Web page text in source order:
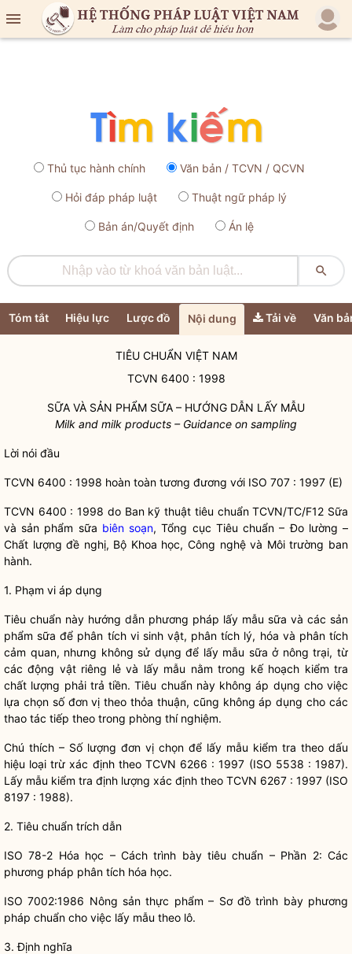

Thủ tục hành chính Văn bản / TCVN / QCVN
Hỏi đáp pháp luật Thuật ngữ pháp lý
Bản án/Quyết định Án lệ

Tóm tắt Hiệu lực Lược đồ Nội dung Tải về Văn
TIÊU CHUẨN VIỆT NAM
TCVN 6400 : 1998
SỮA VÀ SẢN PHẨM SỮA – HƯỚNG DẪN LẤY MẪU
Milk and milk products – Guidance on sampling
Lời nói đầu
TCVN 6400 : 1998 hoàn toàn tương đương với ISO 707 : 1997 (E)
TCVN 6400 : 1998 do Ban kỹ thuật tiêu chuẩn TCVN/TC/F12 Sữa
và sản phẩm sữa biên soạn, Tổng cục Tiêu chuẩn – Đo lường –
Chất lượng đề nghị, Bộ Khoa học, Công nghệ và Môi trường ban
hành.
1. Phạm vi áp dụng
Tiêu chuẩn này hướng dẫn phương pháp lấy mẫu sữa và các sản
phẩm sữa để phân tích vi sinh vật, phân tích lý, hóa và phân tích
cảm quan, nhưng không sử dụng để lấy mẫu sữa ở nông trại, từ
các động vật riêng lẻ và lấy mẫu nằm trong kế hoạch kiểm tra
chất lượng phải trả tiền. Tiêu chuẩn này không áp dụng cho việc
lựa chọn số đơn vị theo thỏa thuận, cũng không áp dụng cho các
thao tác tiếp theo trong phòng thí nghiệm.
Chú thích – Số lượng đơn vị chọn để lấy mẫu kiểm tra theo dấu
hiệu loại trừ xác định theo TCVN 6266 : 1997 (ISO 5538 : 1987).
Lấy mẫu kiểm tra định lượng xác định theo TCVN 6267 : 1997 (ISO
8197 : 1988).
2. Tiêu chuẩn trích dẫn
ISO 78-2 Hóa học – Cách trình bày tiêu chuẩn – Phần 2: Các
phương pháp phân tích hóa học.
ISO 7002:1986 Nông sản thực phẩm – Sơ đồ trình bày phương
pháp chuẩn cho việc lấy mẫu theo lô.
3. Định nghĩa